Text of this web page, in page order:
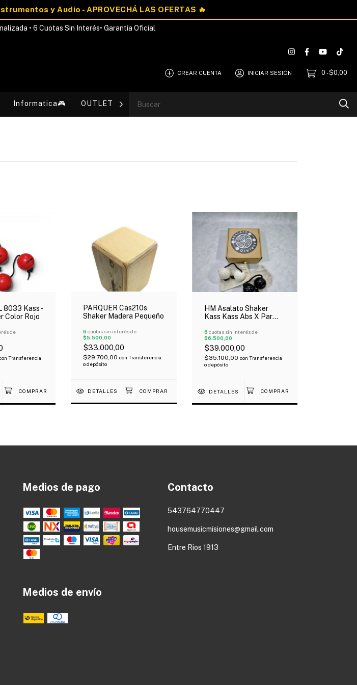
• 6 Cuotas Sin Interés• Garantía Oficial
CREAR CUENTA INICIAR SESIÓN 0 -$0,00
Informatica🎮 OUTLET💰 Blog
8033 Kass-
Color Rojo
de
Transferencia
PARQUER Cas210s
Shaker Madera Pequeño
6 cuotas sin interés de
$5.500,00
$33.000,00
$29.700,00 con Transferencia
o depósito
DETALLES
HM Asalato Shaker
Kass Kass Abs X Par
6 cuotas sin interés de
$6.500,00
$39.000,00
$35.100,00 con Transferencia
o depósito
DETALLES
Medios de pago
Medios de envío
Contacto
543764770447
housemusicmisiones@gmail.com
Entre Rios 1913